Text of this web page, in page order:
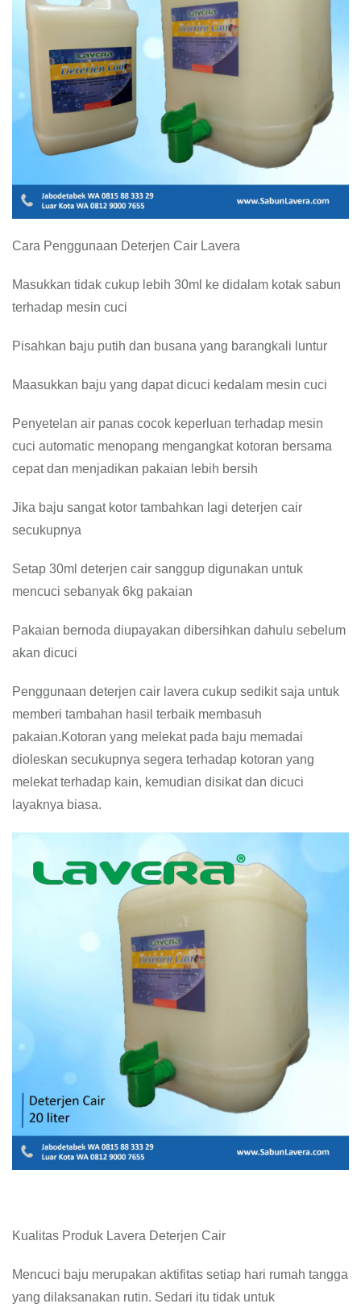
Cara Penggunaan Deterjen Cair Lavera
Masukkan tidak cukup lebih 30ml ke didalam kotak sabun
terhadap mesin cuci
Pisahkan baju putih dan busana yang barangkali luntur
Maasukkan baju yang dapat dicuci kedalam mesin cuci
Penyetelan air panas cocok keperluan terhadap mesin
cuci automatic menopang mengangkat kotoran bersama
cepat dan menjadikan pakaian lebih bersih
Jika baju sangat kotor tambahkan lagi deterjen cair
secukupnya
Setap 30ml deterjen cair sanggup digunakan untuk
mencuci sebanyak 6kg pakaian
Pakaian bernoda diupayakan dibersihkan dahulu sebelum
akan dicuci
Penggunaan deterjen cair lavera cukup sedikit saja untuk
memberi tambahan hasil terbaik membasuh
pakaian.Kotoran yang melekat pada baju memadai
dioleskan secukupnya segera terhadap kotoran yang
melekat terhadap kain, kemudian disikat dan dicuci
layaknya biasa.
Kualitas Produk Lavera Deterjen Cair
Mencuci baju merupakan aktifitas setiap hari rumah tangga
yang dilaksanakan rutin. Sedari itu tidak untuk